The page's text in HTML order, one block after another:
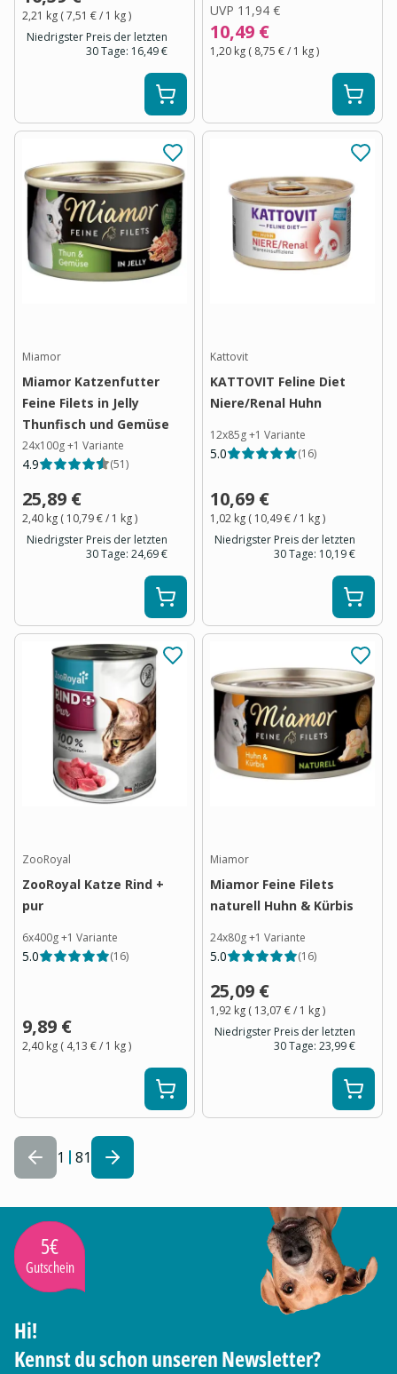
2,21 kg (7,51 €/ 1 kg)
Niedrigster Preis der letzten
30 Tage: 16,49 €
UVP 11,94 €
10,49 €
1,20 kg ( 8,75 €/ 1 kg)
Miamor
Miamor Katzenfutter
Feine Filets in Jelly
Thunfisch und Gemüse
24x100g+1 Variante
4.9 (51)
25,89 €
2,40 kg ( 10,79 €/ 1 kg)
Niedrigster Preis der letzten
30 Tage: 24,69 €
Kattovit
KATTOVIT Feline Diet
Niere/Renal Huhn
12x85g+1 Variante
5.0 (16)
10,69 €
1,02 kg ( 10,49 €/ 1 kg)
Niedrigster Preis der letzten
30 Tage: 10,19 €
ZooRoyal
ZooRoyal Katze Rind +
pur
6x400g+1 Variante
5.0 (16)
9,89 €
2,40 kg ( 4,13 €/ 1 kg)
Miamor
Miamor Feine Filets
naturell Huhn & Kürbis
24x80g+1 Variante
5.0 (16)
25,09 €
1,92 kg ( 13,07 €/ 1 kg)
Niedrigster Preis der letzten
30 Tage: 23,99 €
1 81
5€
Gutschein
Hi!
Kennst du schon unseren Newsletter?